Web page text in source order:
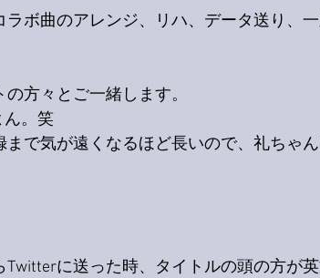
ボ曲のアレンジ、リハ、データ送り、一
方々とご一緒します。
。笑
まで気が遠くなるほど長いので、礼ちゃ
に送った時、タイトルの頭の方が英